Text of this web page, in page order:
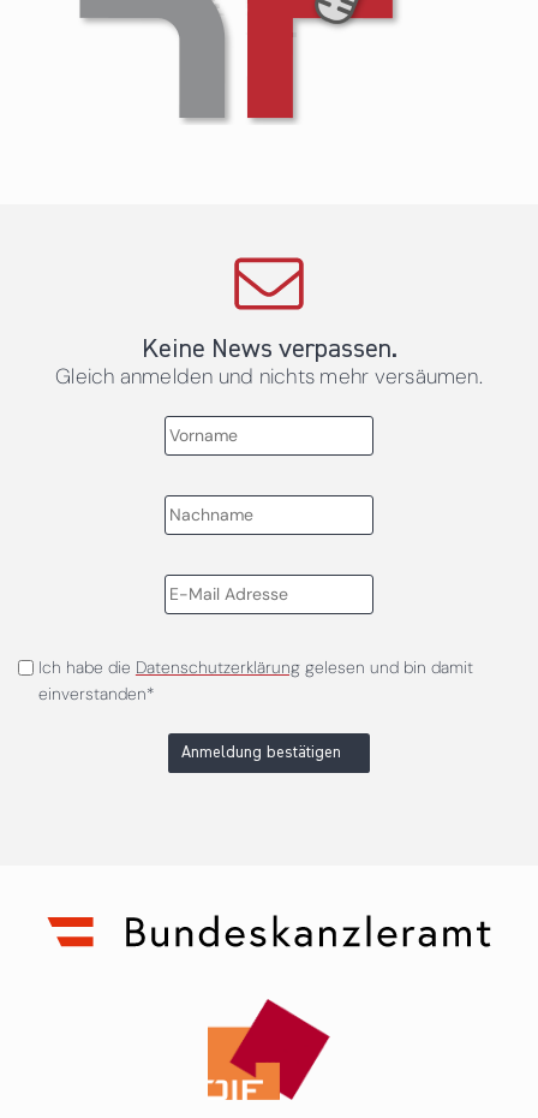
Keine News verpassen.
Gleich anmelden und nichts mehr versäumen.
Ich habe die Datenschutzerklärunggelesen und bin damit
einverstanden*
Anmeldung bestätigen